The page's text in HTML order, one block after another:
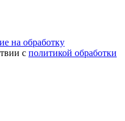
на обработку
с политикой обработки